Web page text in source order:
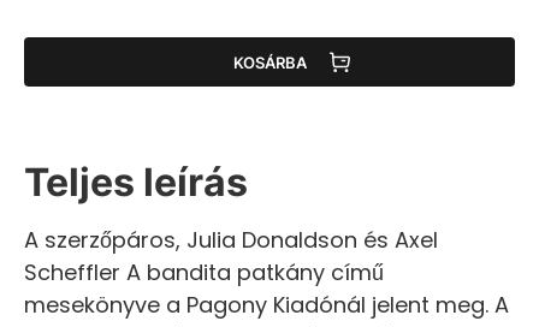
KOSÁRBA
Teljes leírás
A szerzőpáros, Julia Donaldson és Axel
Scheffler A bandita patkány című
mesekönyve a Pagony Kiadónál jelent meg. A